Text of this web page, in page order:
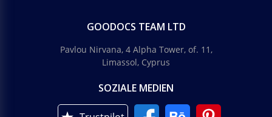
GOODOCS TEAM LTD
Pavlou Nirvana, 4 Alpha Tower, of. 11,
Limassol, Cyprus
SOZIALE MEDIEN